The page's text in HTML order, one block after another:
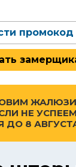
промокод
НЕ
ДО 8